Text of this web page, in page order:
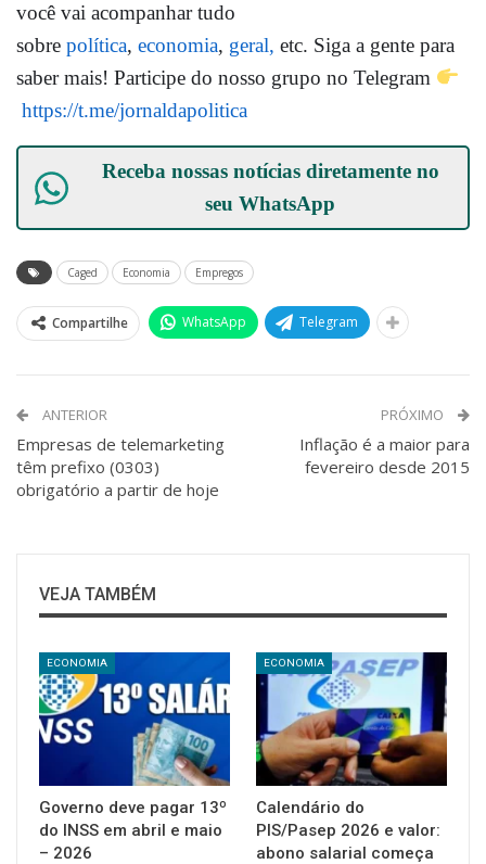
você vai acompanhar tudo
sobre política, economia, geral, etc. Siga a gente para
saber mais! Participe do nosso grupo no Telegram
https://t.me/jornaldapolitica
Receba nossas notícias diretamente no
seuWhatsApp
Caged Economia Empregos
Compartilhe WhatsApp Telegram
ANTERIOR
Empresas de telemarketing
têm prefixo (0303)
obrigatório a partir de hoje
PRÓXIMO
Inflação é a maior para
fevereiro desde 2015
VEJA TAMBÉM
ECONOMIA
Governo deve pagar 13º
do INSS em abril e maio
– 2026
ECONOMIA
Calendário do
PIS/Pasep 2026 e valor:
abono salarial começa